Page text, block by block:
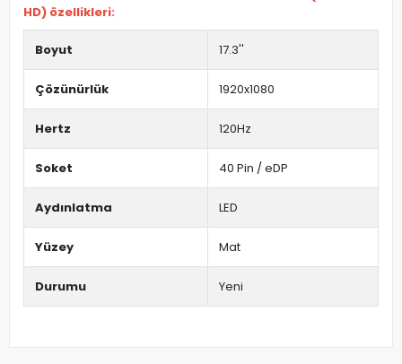
HD) özellikleri:
Boyut 17.3''
Çözünürlük 1920x1080
Hertz 120Hz
Soket 40 Pin / eDP
Aydınlatma LED
Yüzey Mat
Durumu Yeni